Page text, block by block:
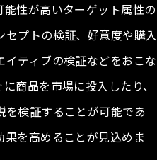
性が高いターゲット属性の
プトの検証、好意度や購入
ティブの検証などをおこな
商品を市場に投入したり、
検証することが可能であ
を高めることが見込めま